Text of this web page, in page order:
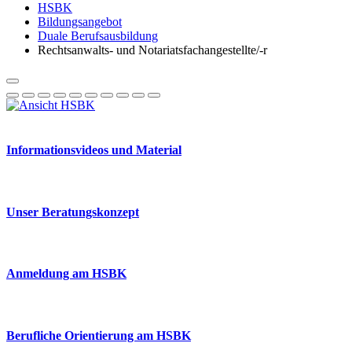
HSBK
Bildungsangebot
Duale Berufsausbildung
Rechtsanwalts- und Notariatsfachangestellte/-r
Informationsvideos und Material
Unser Beratungskonzept
Anmeldung am HSBK
Berufliche Orientierung am HSBK